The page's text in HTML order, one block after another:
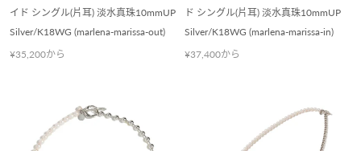
イド シングル(片耳) 淡水真珠10mmUP
Silver/K18WG (marlena-marissa-out)
¥35,200から
ド シングル(片耳) 淡水真珠10mmUP
Silver/K18WG (marlena-marissa-in)
¥37,400から